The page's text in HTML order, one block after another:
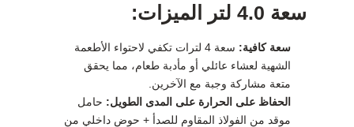
سعة 4.0 لتر الميزات:
سعة كافية:
سعة 4 لترات تكفي لاحتواء الأطعمة
الشهية لعشاء عائلي أو مأدبة طعام، مما يحقق
متعة مشاركة وجبة مع الآخرين.
الحفاظ على الحرارة على المدى الطويل: حامل
موقد من الفولاذ المقاوم للصدأ + حوض داخلي من